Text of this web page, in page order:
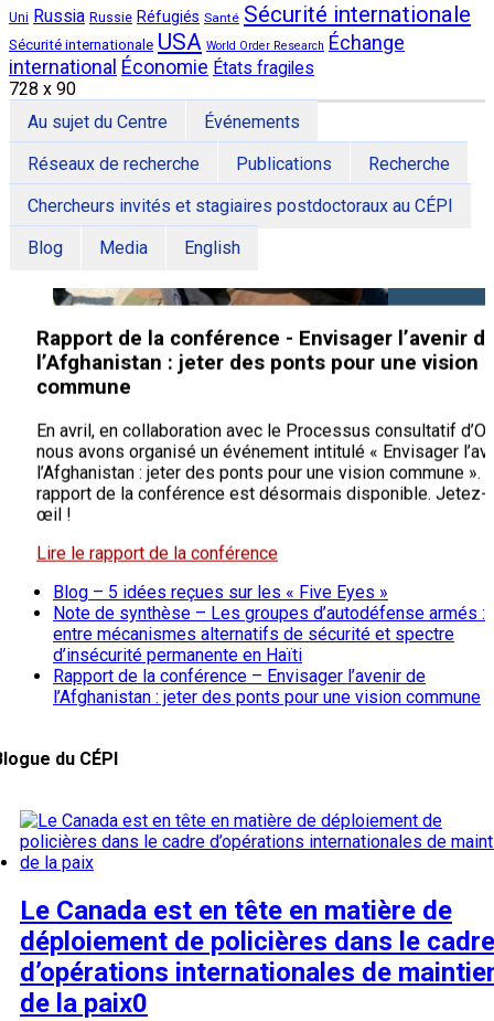
Uni Russia Russie Réfugiés Santé Sécurité internationale
Sécurité internationale USA World Order Research Échange
international Économie États fragiles
728 x 90
Au sujet du Centre
Événements
Réseaux de recherche
Publications
Recherche
Chercheurs invités et stagiaires postdoctoraux au CÉPI
Blog
Media English
spectre d’insécurité permanente en Haïti
Ce rapport tente de déterminer les meilleures politiques
d’encadrement des groupes d’autodéfense par les acteurs
étatiques en Haïti. Il s’appuie d’abord sur la recherche
documentaire en Haïti, sur des études haïtiennes du
ainsi que les travaux des experts de l’Initiative mondiale
criminalité transnationale organisée (GI-TOC). Ensuite, il
expériences haïtiennes dans le panorama plus large d’une
sur des groupes de justiciers, dans les contextes du
Mexique et du Burkina Faso.
Rapport de la conférence - Envisager l’avenir
l’Afghanistan : jeter des ponts pour une vision
commune
En avril, en collaboration avec le Processus consultatif
nous avons organisé un événement intitulé « Envisager
l’Afghanistan : jeter des ponts pour une vision commune ».
rapport de la conférence est désormais disponible. Jetez-
œil !
Lire le rapport de la conférence
Blog - 5 idées reçues sur les « Five Eyes »
Il existe des malentendus persistants quant à la nature du
partenariat en matière de renseignement et à ses activités
réelles. Réunissant l’Australie, le Canada, la Nouvelle-
siècle, les agences de renseignement de ces cinq nations
Lisez le blog de Srdjan Vucetic et Hager Ben Jaffel
Blog – 5 idées reçues sur les « Five Eyes »
Note de synthèse – Les groupes d’autodéfense armés :
entre mécanismes alternatifs de sécurité et spectre
d’insécurité permanente en Haïti
Rapport de la conférence – Envisager l’avenir de
l’Afghanistan : jeter des ponts pour une vision commune
du CÉPI
Le Canada est en tête en matière de
déploiement de policières dans le cadre
d’opérations internationales de
de la paix0